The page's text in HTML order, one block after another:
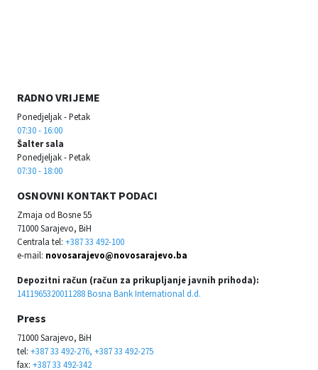
RADNO VRIJEME
Ponedjeljak - Petak
07:30 - 16:00
Šalter sala
Ponedjeljak - Petak
07:30 - 18:00
OSNOVNI KONTAKT PODACI
Zmaja od Bosne 55
71000 Sarajevo, BiH
Centrala tel: +387 33 492-100
e-mail: novosarajevo@novosarajevo.ba
Depozitni račun (račun za prikupljanje javnih prihoda):
1411965320011288 Bosna Bank International d.d.
Press
71000 Sarajevo, BiH
tel: +387 33 492-276, +387 33 492-275
fax: +387 33 492-342